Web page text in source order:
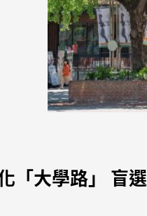
「大學路」 盲